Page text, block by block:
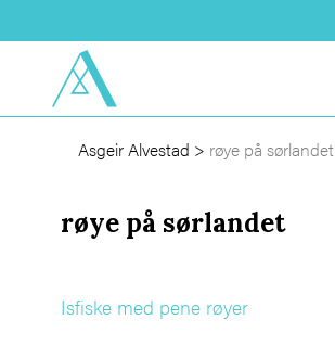
Asgeir Alvestad > røye på sørlandet
røye på sørlandet
Isfiske med pene røyer